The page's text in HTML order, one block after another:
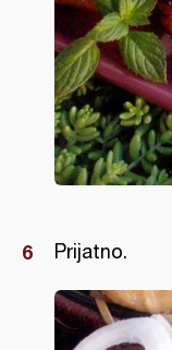
Prijatno.